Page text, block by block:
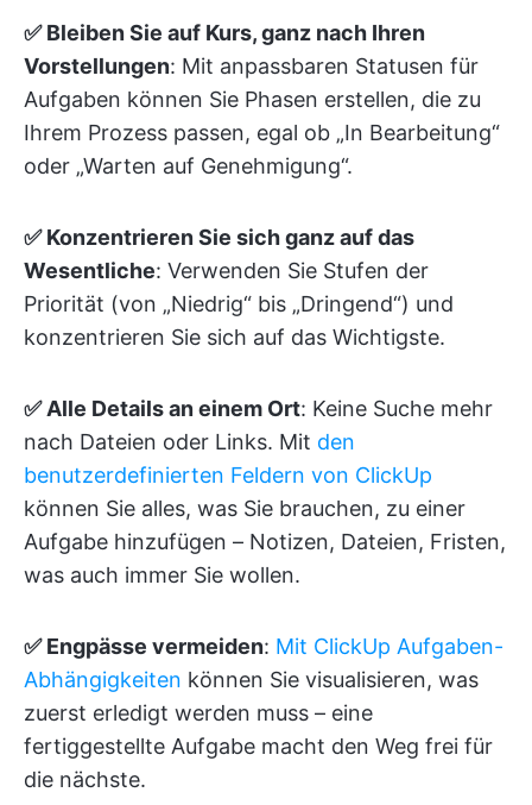
✅ Bleiben Sie auf Kurs, ganz nach Ihren
Vorstellungen: Mit anpassbaren Statusen für
Aufgaben können Sie Phasen erstellen, die zu
Ihrem Prozess passen, egal ob „In Bearbeitung“
oder „Warten auf Genehmigung“.
✅ Konzentrieren Sie sich ganz auf das
Wesentliche: Verwenden Sie Stufen der
Priorität (von „Niedrig“ bis „Dringend“) und
konzentrieren Sie sich auf das Wichtigste.
✅ Alle Details an einem Ort: Keine Suche mehr
nach Dateien oder Links. Mit den
benutzerdefinierten Feldern von ClickUp
können Sie alles, was Sie brauchen, zu einer
Aufgabe hinzufügen – Notizen, Dateien, Fristen,
was auch immer Sie wollen.
✅ Engpässe vermeiden: Mit ClickUp Aufgaben-
Abhängigkeiten können Sie visualisieren, was
zuerst erledigt werden muss – eine
fertiggestellte Aufgabe macht den Weg frei für
die nächste.